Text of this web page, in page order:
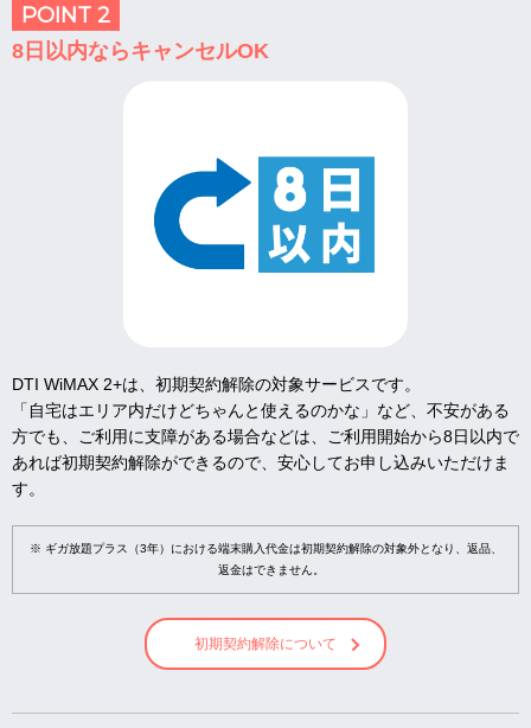
POINT 2
8日以内ならキャンセルOK
DTI WiMAX 2+は、初期契約解除の対象サービスです。
「自宅はエリア内だけどちゃんと使えるのかな」など、不安がある
方でも、ご利用に支障がある場合などは、ご利用開始から8日以内で
あれば初期契約解除ができるので、安心してお申し込みいただけま
す。
※ ギガ放題プラス（3年）における端末購入代金は初期契約解除の対象外となり、返品、
返金はできません。
初期契約解除について